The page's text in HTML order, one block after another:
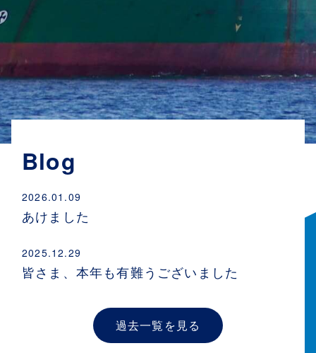
Blog
2026.01.09
あけました
2025.12.29
皆さま、本年も有難うございました
過去一覧を見る